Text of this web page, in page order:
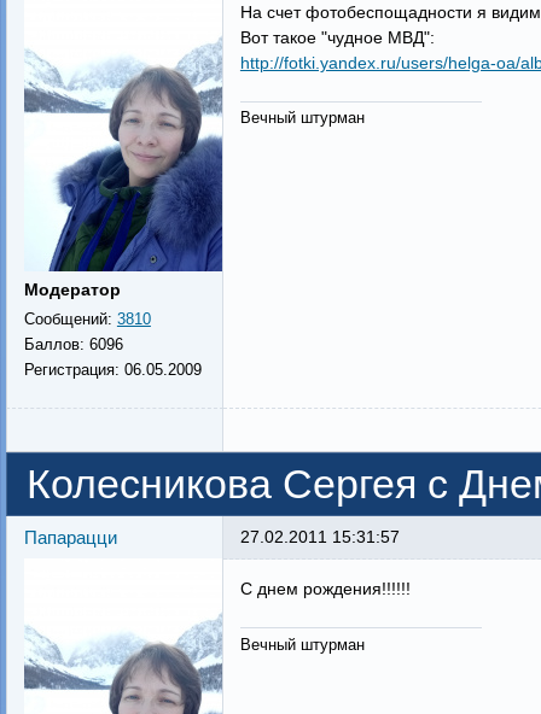
Модератор
Сообщений: 3810
Баллов: 6096
Регистрация: 06.05.2009
На счет фотобеспощадности я
Вот такое "чудное МВД":
http://fotki.yandex.ru/users/helga-oa/
Вечный штурман
Колесникова Сергея с
Папарацци 27.02.2011 15:31:57
С днем рождения!!!!!!
Вечный штурман